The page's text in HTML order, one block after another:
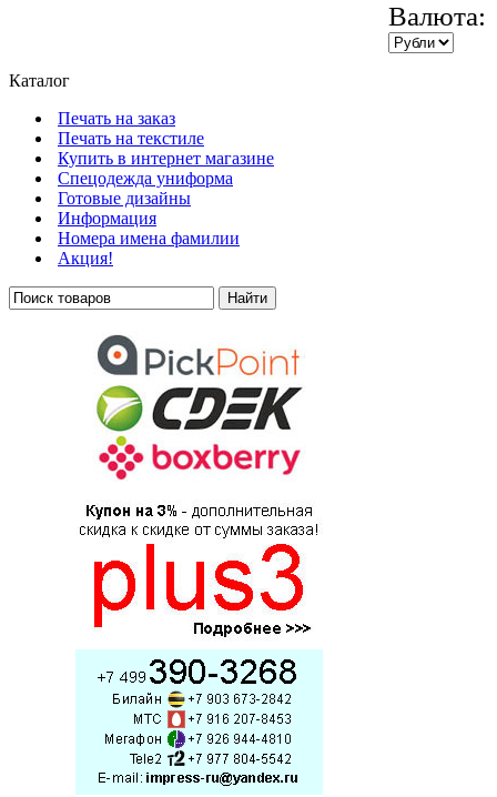
Валюта:
Каталог
Печать на заказ
Печать на текстиле
Купить в интернет магазине
Cпецодежда униформа
Готовые дизайны
Информация
Номера имена фамилии
Акция!